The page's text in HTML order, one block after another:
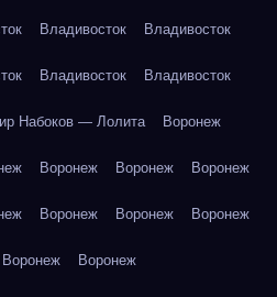
Владивосток Владивосток
Владивосток Владивосток
Набоков — Лолита Воронеж
Воронеж Воронеж Воронеж
Воронеж Воронеж Воронеж
Воронеж Воронеж